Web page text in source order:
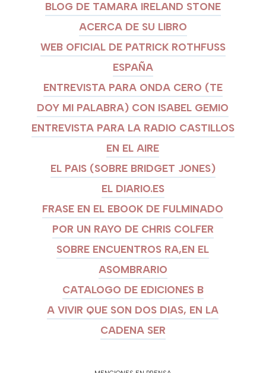
BLOG DE TAMARA IRELAND STONE
ACERCA DE SU LIBRO
WEB OFICIAL DE PATRICK ROTHFUSS
ESPAÑA
ENTREVISTA PARA ONDA CERO (TE
DOY MI PALABRA) CON ISABEL GEMIO
ENTREVISTA PARA LA RADIO CASTILLOS
EN EL AIRE
EL PAIS (SOBRE BRIDGET JONES)
EL DIARIO.ES
FRASE EN EL EBOOK DE FULMINADO
POR UN RAYO DE CHRIS COLFER
SOBRE ENCUENTROS RA,EN EL
ASOMBRARIO
CATALOGO DE EDICIONES B
A VIVIR QUE SON DOS DIAS, EN LA
CADENA SER